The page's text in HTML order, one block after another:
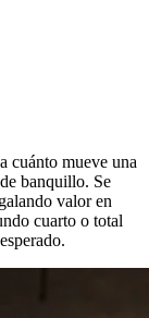
cuánto mueve una
banquillo. Se
valor en
cuarto o total